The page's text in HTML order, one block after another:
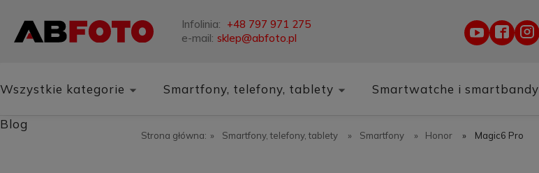
Infolinia: +48 797 971 275
e-mail: sklep@abfoto.pl
Wszystkie kategorie Smartfony, telefony, tablety Smartwatche i smartbandy
Blog
Strona główna: » Smartfony, telefony, tablety » Smartfony » Honor » Magic6 Pro